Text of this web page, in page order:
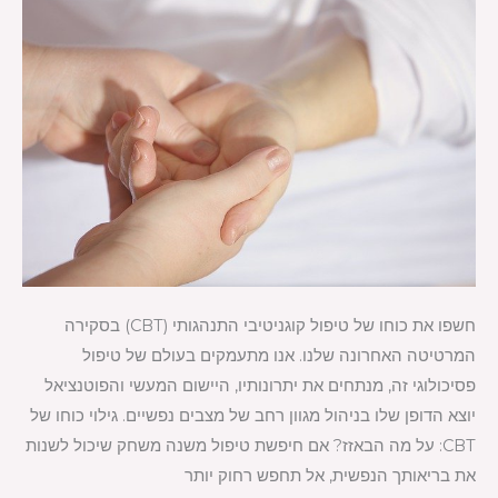
חשפו את כוחו של טיפול קוגניטיבי התנהגותי (CBT) בסקירה
המרטיטה האחרונה שלנו. אנו מתעמקים בעולם של טיפול
פסיכולוגי זה, מנתחים את יתרונותיו, היישום המעשי והפוטנציאל
יוצא הדופן שלו בניהול מגוון רחב של מצבים נפשיים. גילוי כוחו של
CBT: על מה הבאזז? אם חיפשת טיפול משנה משחק שיכול לשנות
את בריאותך הנפשית, אל תחפש רחוק יותר